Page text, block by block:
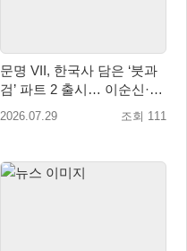
문명 VII, 한국사 담은 ‘붓과
검’ 파트 2 출시… 이순신·고
려·조선 추가
2026.07.29 조회 111